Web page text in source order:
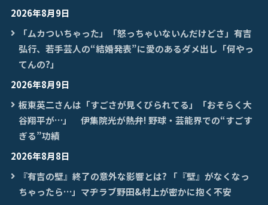
2026年8月9日
「ムカついちゃった」「怒っちゃいないんだけどさ」有吉
弘行、若手芸人の“結婚発表”に愛のあるダメ出し「何やっ
てんの?」
2026年8月9日
板東英二さんは「すごさが見くびられてる」「おそらく大
谷翔平が…」 伊集院光が熱弁! 野球・芸能界での“すごす
ぎる”功績
2026年8月8日
『有吉の壁』終了の意外な影響とは? 「『壁』がなくなっ
ちゃったら…」マヂラブ野田&村上が密かに抱く不安